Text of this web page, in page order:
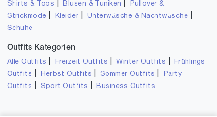
Shirts & Tops Blusen & Tuniken
Pullover &
Strickmode
Kleider |Unterwäsche & Nachtwäsche
Schuhe
Outfits Kategorien
Alle Outfits Freizeit Outfits |Winter Outfits
Frühlings
Outfits
Herbst Outfits Sommer Outfits
Party
Outfits
Sport Outfits Business Outfits